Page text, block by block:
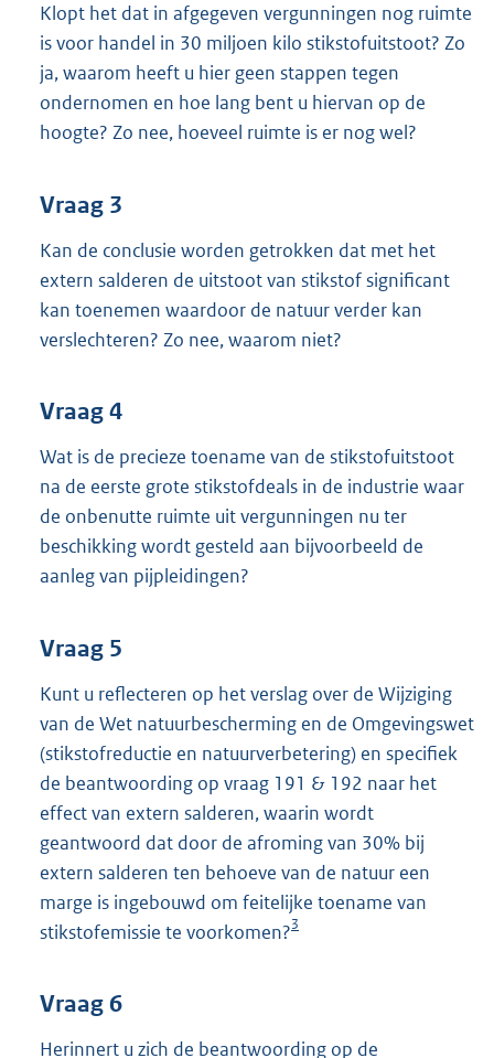
Klopt het dat in afgegeven vergunningen nog ruimte
is voor handel in 30 miljoen kilo stikstofuitstoot? Zo
ja, waarom heeft u hier geen stappen tegen
ondernomen en hoe lang bent u hiervan op de
hoogte? Zo nee, hoeveel ruimte is er nog wel?
Vraag 3
Kan de conclusie worden getrokken dat met het
extern salderen de uitstoot van stikstof significant
kan toenemen waardoor de natuur verder kan
verslechteren? Zo nee, waarom niet?
Vraag 4
Wat is de precieze toename van de stikstofuitstoot
na de eerste grote stikstofdeals in de industrie waar
de onbenutte ruimte uit vergunningen nu ter
beschikking wordt gesteld aan bijvoorbeeld de
aanleg van pijpleidingen?
Vraag 5
Kunt u reflecteren op het verslag over de Wijziging
van de Wet natuurbescherming en de Omgevingswet
(stikstofreductie en natuurverbetering) en specifiek
de beantwoording op vraag 191 & 192 naar het
effect van extern salderen, waarin wordt
geantwoord dat door de afroming van 30% bij
extern salderen ten behoeve van de natuur een
marge is ingebouwd om feitelijke toename van
stikstofemissie te voorkomen?3
Vraag 6
Herinnert u zich de beantwoording op de